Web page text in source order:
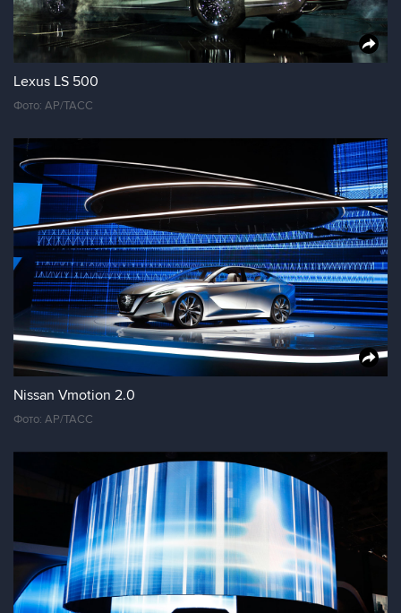
Lexus LS 500
Фото: AP/ТАСС
Nissan Vmotion 2.0
Фото: AP/ТАСС